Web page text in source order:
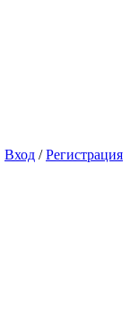
Вход /Регистрация